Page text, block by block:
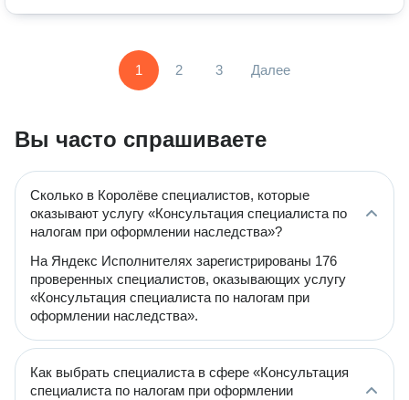
1 2 3 Далее
Вы часто спрашиваете
Сколько в Королёве специалистов, которые
оказывают услугу «Консультация специалиста по
налогам при оформлении наследства»?
На Яндекс Исполнителях зарегистрированы 176
проверенных специалистов, оказывающих услугу
«Консультация специалиста по налогам при
оформлении наследства».
Как выбрать специалиста в сфере «Консультация
специалиста по налогам при оформлении